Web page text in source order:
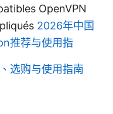
OpenVPN
2026年中国
推荐与使用指
选购与使用指南